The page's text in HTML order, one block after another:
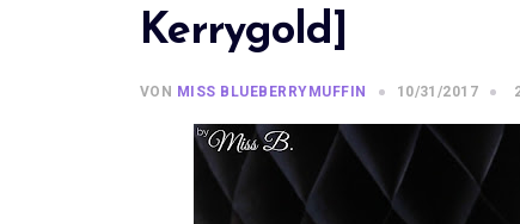
Kerrygold]
VON MISS BLUEBERRYMUFFIN 10/31/2017